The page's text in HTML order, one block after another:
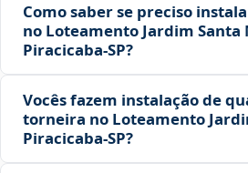
Como saber se preciso
no Loteamento Jardim Santa
Piracicaba‑SP?
Vocês fazem instalação de
torneira no Loteamento
Piracicaba‑SP?